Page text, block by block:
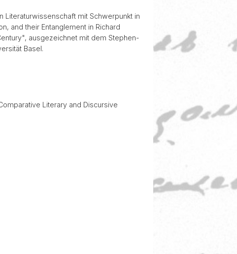
Literaturwissenschaft mit Schwerpunkt in
and their Entanglement in Richard
ausgezeichnet mit dem Stephen-
Basel.
Literary and Discursive